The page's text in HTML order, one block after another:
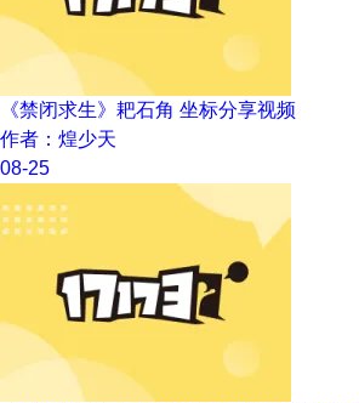
《禁闭求生》耙石角 坐标分享视频
作者：煌少天
08-25